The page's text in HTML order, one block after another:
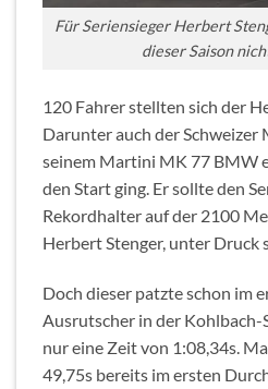
Für Seriensieger Herbert
dieser Saison
120 Fahrer stellten sich der
Darunter auch der Schweizer
seinem Martini MK 77 BMW
den Start ging. Er sollte den
Rekordhalter auf der 2100
Herbert Stenger, unter Druck
Doch dieser patzte schon im
Ausrutscher in der Kohlbach-
nur eine Zeit von 1:08,34s.
49,75s bereits im ersten